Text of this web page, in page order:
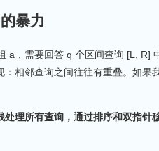
暴力
a，需要回答 q 个区间查询 [L, R]
相邻查询之间往往有重叠。如
处理所有查询，通过排序和双指针